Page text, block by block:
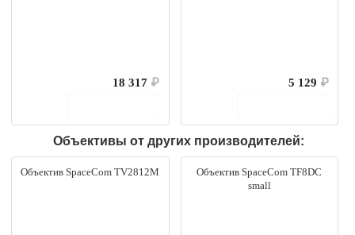
18 317 ₽
5 129 ₽
Объективы от других производителей:
Объектив SpaceCom TV2812M
Объектив SpaceCom TF8DC
small